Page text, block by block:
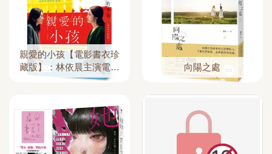
親愛的小孩【電影書衣珍
藏版】：林依晨主演電影
《失明》原著小說
向陽之處